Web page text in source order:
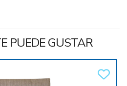
PUEDE GUSTAR